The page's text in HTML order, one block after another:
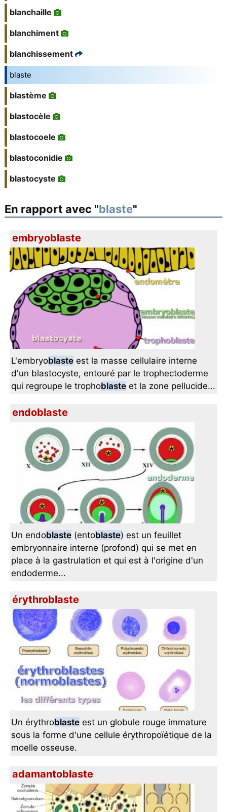
blanchaille
blanchiment
blanchissement
blaste
blastème
blastocèle
blastocoele
blastoconidie
blastocyste
En rapport avec "blaste"
embryoblaste
L'embryoblaste est la masse cellulaire interne
d'un blastocyste, entouré par le trophectoderme
qui regroupe le trophoblaste et la zone pellucide...
endoblaste
Un endoblaste (entoblaste) est un feuillet
embryonnaire interne (profond) qui se met en
place à la gastrulation et qui est à l'origine d'un
endoderme...
érythroblaste
Un érythroblaste est un globule rouge immature
sous la forme d'une cellule érythropoïétique de la
moelle osseuse.
adamantoblaste